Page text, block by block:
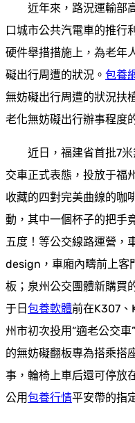
近年來，路況運輸部
口城市公共汽電車的推行
硬件舉措措施上，為老年
礙出行周遭的狀況。 包養
無妨礙出行周遭的狀況扶
老化無妨礙出行辦事程度
近日，福建省首批7
交車正式表態，投放于福
收藏的四對完美曲線的咖
動，其中一個杯子的把手
五度！等公交線路運營，
design，車廂內疇前上客
板；泉州公交團體新購買
于日 包養軟體前在K307、
州市初次投用“適老公交
的無妨礙翻板專為搭乘搭
事，輪椅上車后還可停放
公用包養行情平安帶的指